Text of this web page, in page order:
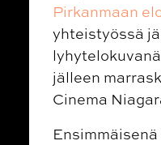
Pirkanmaan
yhteistyössä
jälleen
Cinema